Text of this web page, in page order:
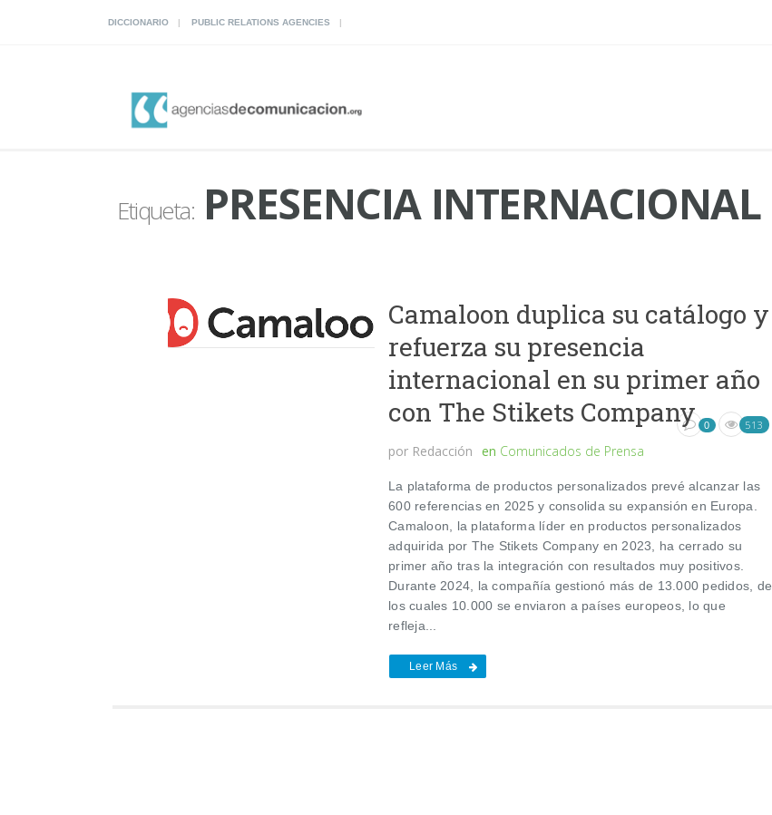
DICCIONARIO PUBLIC RELATIONS AGENCIES
Etiqueta:PRESENCIA INTERNACIONAL
Camaloon duplica su catálogo y
refuerza su presencia
internacional en su primer año
con The Stikets Company
por Redacción en Comunicados de Prensa
0 513
La plataforma de productos personalizados prevé alcanzar las
600 referencias en 2025 y consolida su expansión en Europa.
Camaloon, la plataforma líder en productos personalizados
adquirida por The Stikets Company en 2023, ha cerrado su
primer año tras la integración con resultados muy positivos.
Durante 2024, la compañía gestionó más de 13.000 pedidos, de
los cuales 10.000 se enviaron a países europeos, lo que
refleja...
Leer Más